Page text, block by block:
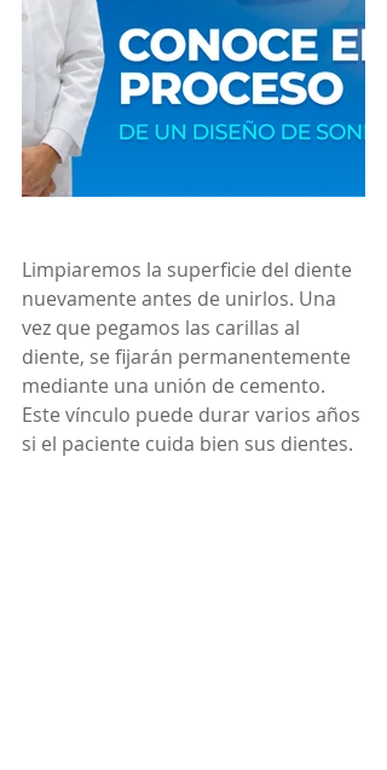
Limpiaremos la superficie del diente
nuevamente antes de unirlos. Una
vez que pegamos las carillas al
diente, se fijarán permanentemente
mediante una unión de cemento.
Este vínculo puede durar varios años
si el paciente cuida bien sus dientes.